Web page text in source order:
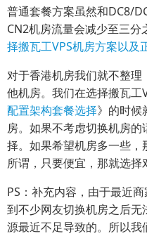
普通套餐方案虽然和DC8/
CN2机房流量会减少至三分
择搬瓦工VPS机房方案以及
对于香港机房我们就不整
他机房。我们在选择搬瓦工
配置架构套餐选择》的时候
房。如果不考虑切换机房
择。如果希望机房多一些，
所谓，只要便宜，那就选择
PS：补充内容，由于最近
到不少网友切换机房之后
源最近不足导致的。所以